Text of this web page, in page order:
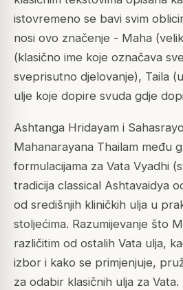
istovremeno se bavi svim
nosi ovo značenje - Maha
(klasično ime koje označava
sveprisutno djelovanje), Taila
ulje koje dopire svuda gdje
Ashtanga Hridayam i
Mahanarayana Thailam među
formulacijama za Vata Vyadhi
tradicija classical Ashtavaidya
od središnjih kliničkih ulja u
stoljećima. Razumijevanje što
različitim od ostalih Vata ulja,
izbor i kako se primjenjuje,
za odabir klasičnih ulja za Vata.